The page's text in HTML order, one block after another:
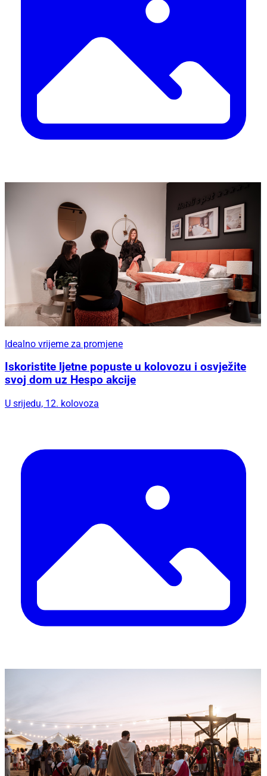
Idealno vrijeme za promjene
Iskoristite ljetne popuste u kolovozu i osvježite
svoj dom uz Hespo akcije
U srijedu, 12. kolovoza